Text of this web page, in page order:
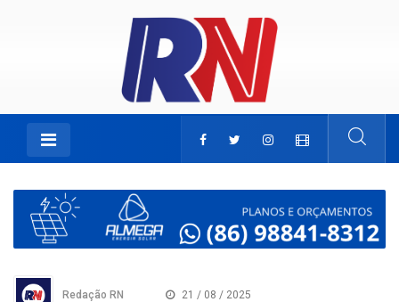
Redação RN 21 / 08 / 2025